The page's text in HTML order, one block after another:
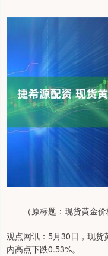
（原标题：现货黄金
观点网讯：5月30日，现货
内高点下跌0.53%。